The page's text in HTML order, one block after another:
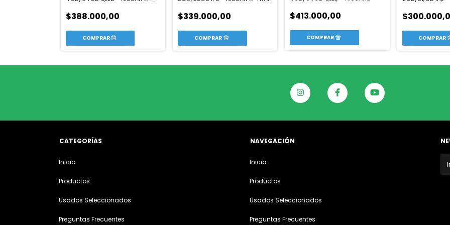
$388.000,00 $339.000,00 $413.000,00
CATEGORÍAS
Inicio
Productos
Usados Seleccionados
Preguntas Frecuentes
NAVEGACIÓN
Inicio
Productos
Usados Seleccionados
Preguntas Frecuentes